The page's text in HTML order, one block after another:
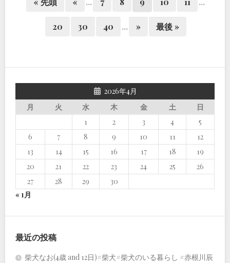
20 30 40 ... » 最後 »
2026年4月
月
火 水 木 金 土
日
1
2 3 4
5
6
7 8 9 10 11
12
13
14 15 16 17 18
19
20
21 22 23 24 25
26
27
28 29
30
« 1月
最近の投稿
柴犬なお(4歳 and 12日)#柴犬#柴犬のいる暮らし #赤根川辰